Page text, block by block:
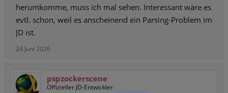
herumkomme, muss ich mal sehen. Interessant wäre es
evtl. schon, weil es anscheinend ein Parsing-Problem im
JD ist.
24 Juni 2026
pspzockerscene
Offizieller JD-Entwickler